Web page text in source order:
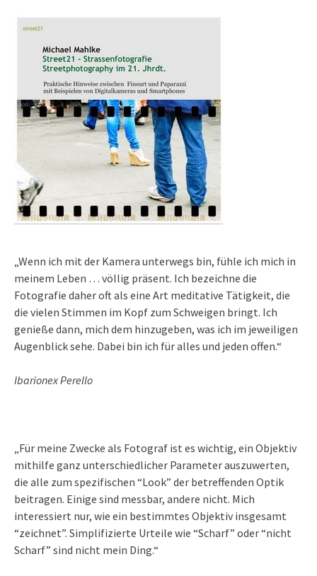
„Wenn ich mit der Kamera unterwegs bin, fühle ich mich in
meinem Leben … völlig präsent. Ich bezeichne die
Fotografie daher oft als eine Art meditative Tätigkeit, die
die vielen Stimmen im Kopf zum Schweigen bringt. Ich
genieße dann, mich dem hinzugeben, was ich im jeweiligen
Augenblick sehe. Dabei bin ich für alles und jeden offen.“
Ibarionex Perello
„Für meine Zwecke als Fotograf ist es wichtig, ein Objektiv
mithilfe ganz unterschiedlicher Parameter auszuwerten,
die alle zum spezifischen “Look” der betreffenden Optik
beitragen. Einige sind messbar, andere nicht. Mich
interessiert nur, wie ein bestimmtes Objektiv insgesamt
“zeichnet”. Simplifizierte Urteile wie “Scharf” oder “nicht
Scharf” sind nicht mein Ding.“